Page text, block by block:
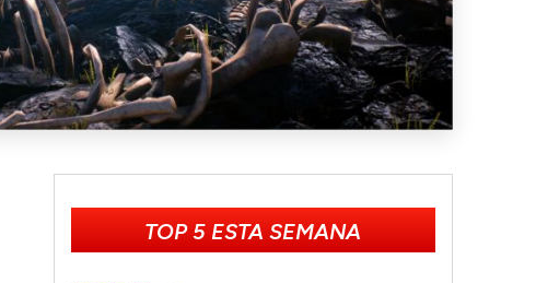
TOP 5 ESTA SEMANA